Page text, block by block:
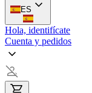
ES
Hola, identifícate
Cuenta y pedidos